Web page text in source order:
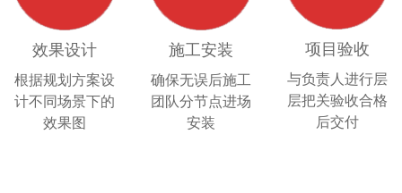
效果设计
根据规划方案设
计不同场景下的
效果图
施工安装
确保无误后施工
团队分节点进场
安装
项目验收
与负责人进行层
层把关验收合格
后交付